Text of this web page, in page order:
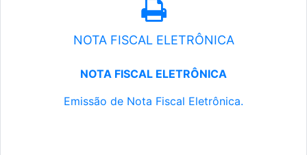
NOTA FISCAL ELETRÔNICA
NOTA FISCAL ELETRÔNICA
Emissão de Nota Fiscal Eletrônica.